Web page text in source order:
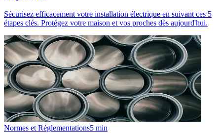
Sécurisez efficacement votre installation électrique en suivant ces 5
étapes clés. Protégez votre maison et vos proches dès aujourd'hui.
Normes et Réglementations5 min